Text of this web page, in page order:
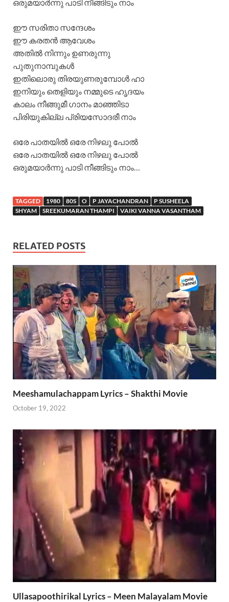
ഒരുമയാർന്നു പാടി നീങ്ങിടും നാം
ഈ സരിതാ സന്ദേശം
ഈ കരതൻ ആവേശം
അതിൽ നിന്നും ഉണരുന്നു
പുതുനാമ്പുകൾ
ഇതിലൊരു തിരയുണരുമ്പോൾ ഹാ
ഇനിയും തെളിയും നമ്മുടെ ഹൃദയം
കാലം നീങ്ങുമീ ഗാനം മാഞ്ഞിടാ
പിരിയുകില്ല പ്രിയസോദരീ നാം
ഒരേ പാതയിൽ ഒരേ നിഴലു പോൽ
ഒരേ പാതയിൽ ഒരേ നിഴലു പോൽ
ഒരുമയാർന്നു പാടി നീങ്ങിടും നാം…
TAGGED 1980 80S O P JAYACHANDRAN
P SUSHEELA
SHYAM
SREEKUMARAN THAMPI VAIKI VANNA VASANTHAM
RELATED POSTS
Meeshamulachappam Lyrics – Shakthi Movie
October 19, 2022
Ullasapoothirikal Lyrics – Meen Malayalam Movie